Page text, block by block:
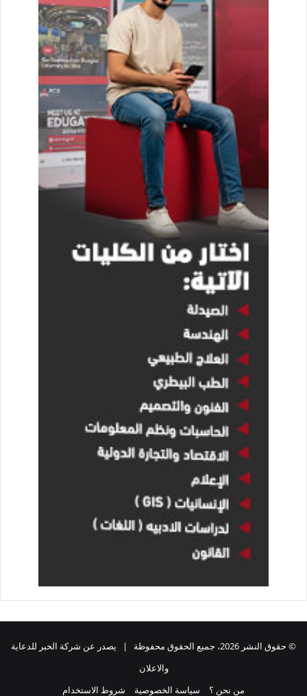
© حقوق النشر 2026، جميع الحقوق محفوظة | يصدر عن شركة الخبر للدعاية
والاعلان
من نحن ؟
سياسة الخصوصية شروط الاستخدام